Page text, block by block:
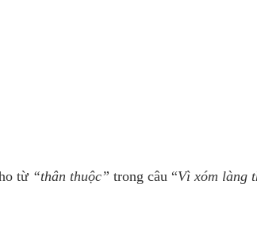
từ “thân thuộc” trong câu “Vì xóm làng